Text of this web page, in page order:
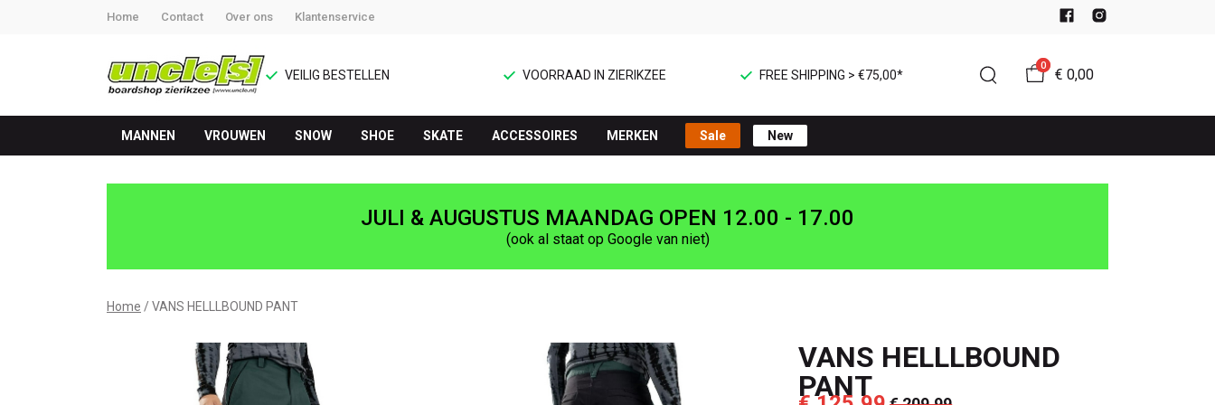
Home Contact Over ons Klantenservice
VEILIG BESTELLEN VOORRAAD IN ZIERIKZEE FREE SHIPPING > €75,00*
0
€ 0,00
MANNEN VROUWEN SNOW SHOE SKATE ACCESSOIRES MERKEN Sale New
VANS
PANT
Boardshop
JULI & AUGUSTUS MAANDAG OPEN 12.00 - 17.00
(ook al staat op Google van niet)
Home VANS HELLLBOUND PANT
VANS HELLLBOUND
PANT